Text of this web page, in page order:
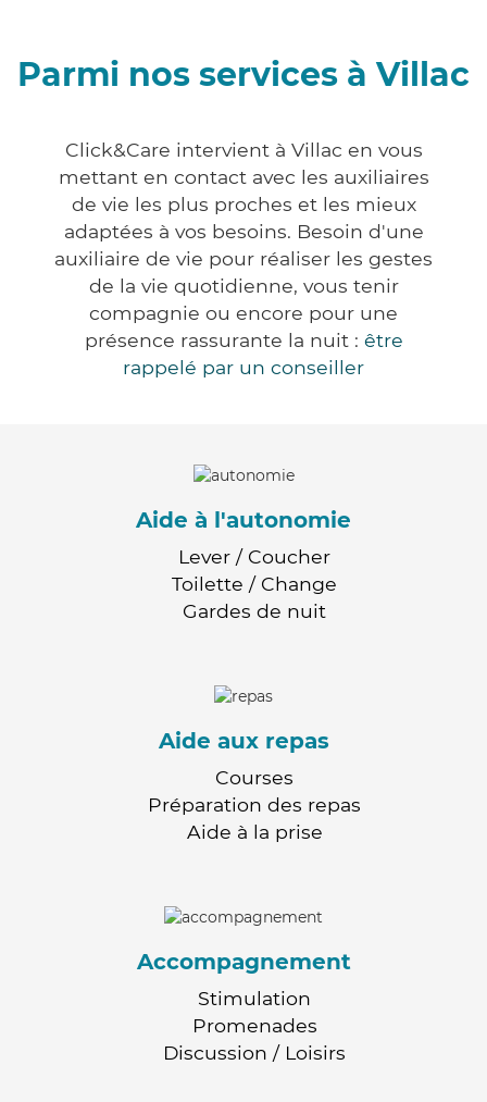
Parmi nos services à Villac
Click&Care intervient à Villac en vous
mettant en contact avec les auxiliaires
de vie les plus proches et les mieux
adaptées à vos besoins. Besoin d'une
auxiliaire de vie pour réaliser les gestes
de la vie quotidienne, vous tenir
compagnie ou encore pour une
présence rassurante la nuit : être
rappelé par un conseiller
Aide à l'autonomie
Lever / Coucher
Toilette / Change
Gardes de nuit
Aide aux repas
Courses
Préparation des repas
Aide à la prise
Accompagnement
Stimulation
Promenades
Discussion / Loisirs